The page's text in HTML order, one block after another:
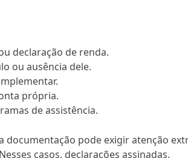
declaração de renda.
ou ausência dele.
própria.
de assistência.
documentação pode exigir atenção
casos, declarações assinadas,